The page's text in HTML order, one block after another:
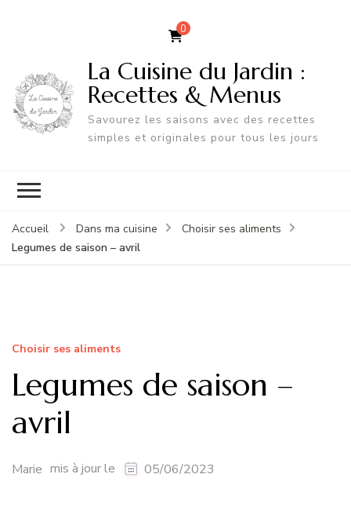
0
La Cuisine du Jardin :
Recettes & Menus
Savourez les saisons avec des recettes
simples et originales pour tous les jours
Accueil Dans ma cuisine
Choisir ses aliments
Legumes de saison – avril
Choisir ses aliments
Legumes de saison –
avril
Marie mis à jour le 05/06/2023